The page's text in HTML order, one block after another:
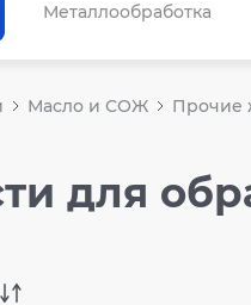
Металлообработка
Масло и СОЖ Прочие
для